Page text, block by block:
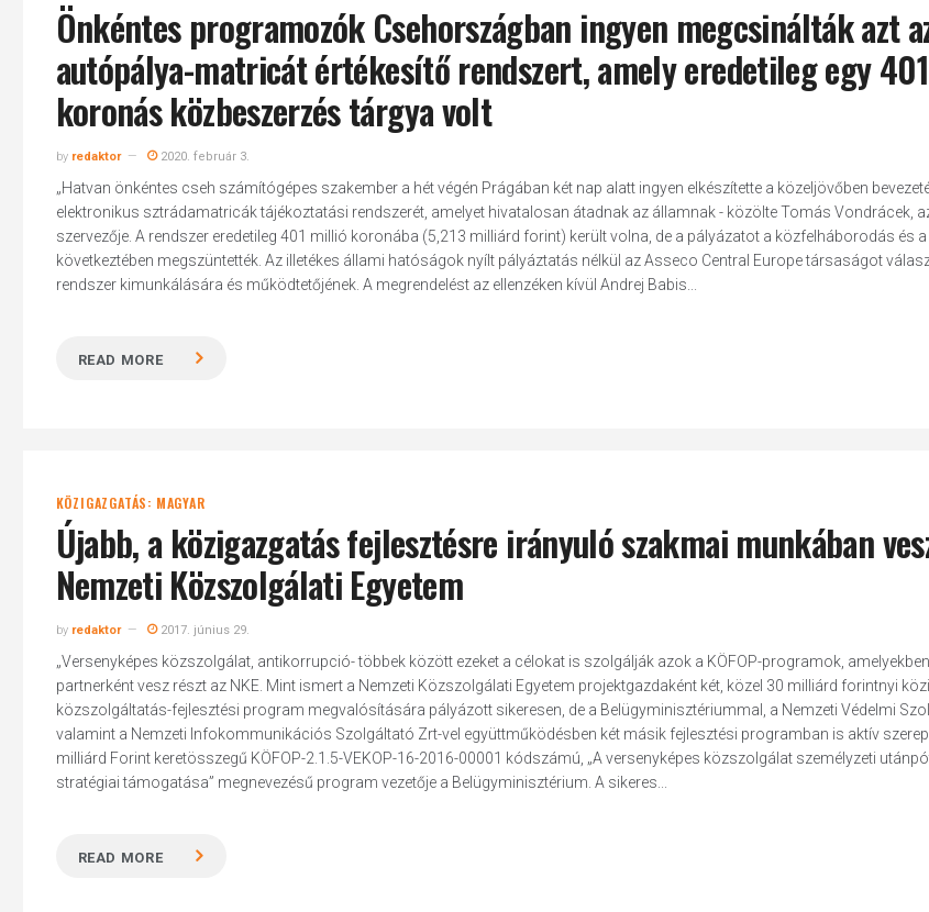
Önkéntes programozók Csehországban ingyen megcsinálták azt
autópálya-matricát értékesítő rendszert, amely eredetileg egy
koronás közbeszerzés tárgya volt
by redaktor 2020. február 3.
„Hatvan önkéntes cseh számítógépes szakember a hét végén Prágában két nap alatt ingyen elkészítette a közeljövőben
elektronikus sztrádamatricák tájékoztatási rendszerét, amelyet hivatalosan átadnak az államnak - közölte Tomás Vondrácek,
szervezője. A rendszer eredetileg 401 millió koronába (5,213 milliárd forint) került volna, de a pályázatot a közfelháborodás és
következtében megszüntették. Az illetékes állami hatóságok nyílt pályáztatás nélkül az Asseco Central Europe társaságot
rendszer kimunkálására és működtetőjének. A megrendelést az ellenzéken kívül Andrej Babis...
READ MORE
KÖZIGAZGATÁS: MAGYAR
Újabb, a közigazgatás fejlesztésre irányuló szakmai munkában
Nemzeti Közszolgálati Egyetem
by redaktor 2017. június 29.
„Versenyképes közszolgálat, antikorrupció- többek között ezeket a célokat is szolgálják azok a KÖFOP-programok,
partnerként vesz részt az NKE. Mint ismert a Nemzeti Közszolgálati Egyetem projektgazdaként két, közel 30 milliárd forintnyi
közszolgáltatás-fejlesztési program megvalósítására pályázott sikeresen, de a Belügyminisztériummal, a Nemzeti Védelmi
valamint a Nemzeti Infokommunikációs Szolgáltató Zrt-vel együttműködésben két másik fejlesztési programban is aktív
milliárd Forint keretösszegű KÖFOP-2.1.5-VEKOP-16-2016-00001 kódszámú, „A versenyképes közszolgálat személyzeti
stratégiai támogatása” megnevezésű program vezetője a Belügyminisztérium. A sikeres...
READ MORE